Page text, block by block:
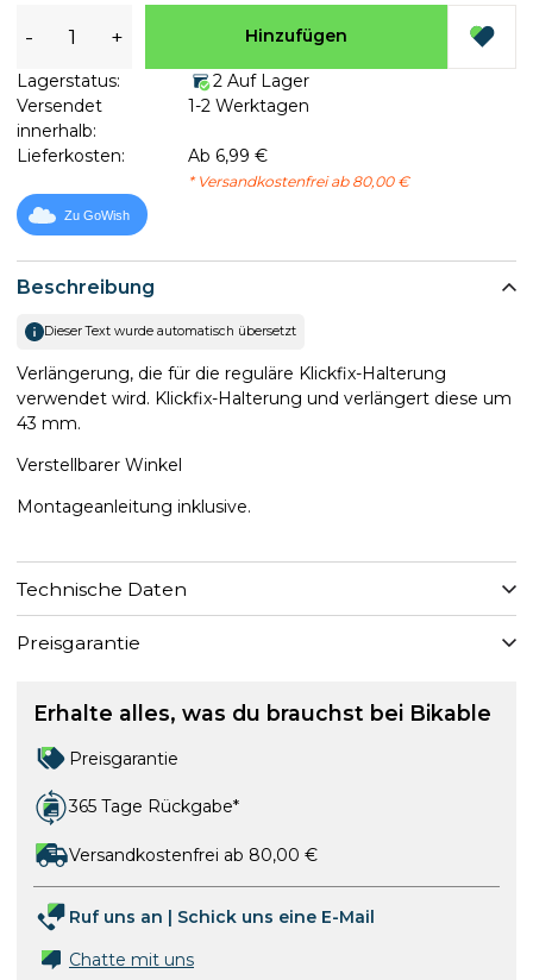
Beschreibung
Dieser Text wurde automatisch übersetzt
Verlängerung, die für die reguläre Klickfix-Halterung
verwendet wird. Klickfix-Halterung und verlängert diese um
43 mm.
Verstellbarer Winkel
Montageanleitung inklusive.
Technische Daten
Preisgarantie
- + Hinzufügen
Lagerstatus:
2 Auf Lager
Versendet
innerhalb:
1-2 Werktagen
Lieferkosten: Ab 6,99 €
* Versandkostenfrei ab 80,00 €
Zu GoWish
Erhalte alles, was du brauchst bei Bikable
Preisgarantie
365 Tage Rückgabe*
Versandkostenfrei ab 80,00 €
Ruf uns an | Schick uns eine E-Mail
Chatte mit uns